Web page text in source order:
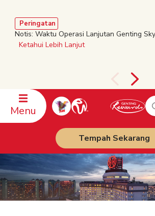
Peringatan
Notis: Waktu Operasi Lanjutan Genting
Ketahui Lebih Lanjut
Menu
Tempah Sekarang